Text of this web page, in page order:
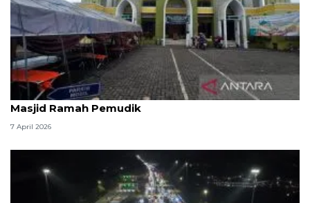
Kemenag: 3,5 juta orang manfaatkan layanan
Masjid Ramah Pemudik
7 April 2026